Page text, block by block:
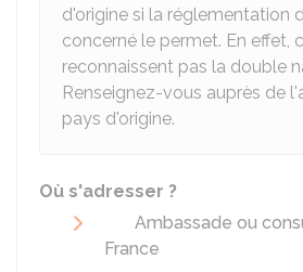
d'origine si la réglementation
concerné le permet. En effet,
reconnaissent pas la double
Renseignez-vous auprès de
pays d'origine.
Où s'adresser ?
Ambassade ou
France